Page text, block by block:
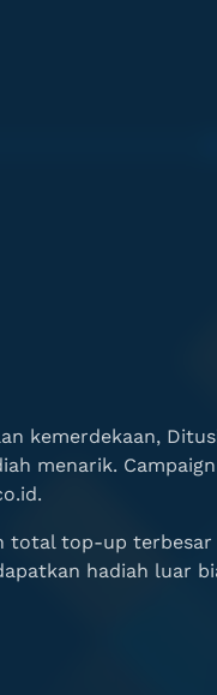
kemerdekaan,
menarik.
total top-up terbesar
hadiah luar